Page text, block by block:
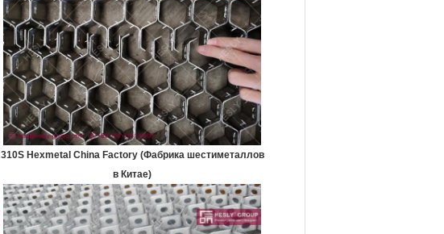
310S Hexmetal China Factory (Фабрика шестиметаллов
в Китае)